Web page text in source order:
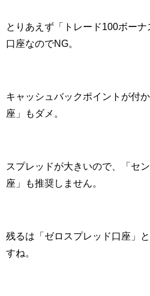
とりあえず「トレード100ボーナ
口座なのでNG
キャッシュバックポイントが付
座」もダメ。
スプレッドが大きいので、「セ
座」も推奨しません。
残るは「ゼロスプレッド口座」
すね。